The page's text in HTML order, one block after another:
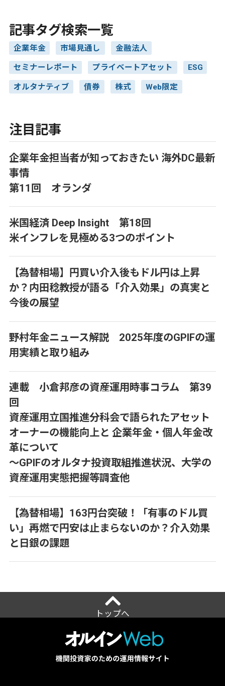
記事タグ検索一覧
企業年金 市場見通し 金融法人
セミナーレポート プライベートアセット ESG
オルタナティブ 債券 株式 Web限定
注目記事
企業年金担当者が知っておきたい 海外DC最新
事情
第11回 オランダ
米国経済 Deep Insight 第18回
米インフレを見極める3つのポイント
【為替相場】円買い介入後もドル円は上昇
か？内田稔教授が語る「介入効果」の真実と
今後の展望
野村年金ニュース解説 2025年度のGPIFの運
用実績と取り組み
連載 小倉邦彦の資産運用時事コラム 第39
回
資産運用立国推進分科会で語られたアセット
オーナーの機能向上と 企業年金・個人年金改
革について
～GPIFのオルタナ投資取組推進状況、大学の
資産運用実態把握等調査他
【為替相場】163円台突破！「有事のドル買
い」再燃で円安は止まらないのか？介入効果
と日銀の課題
トップへ